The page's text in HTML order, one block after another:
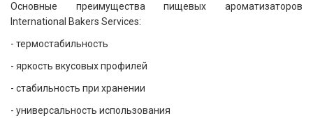
Основные преимущества пищевых ароматизаторов
International Bakers Services:
- термостабильность
- яркость вкусовых профилей
- стабильность при хранении
- универсальность использования